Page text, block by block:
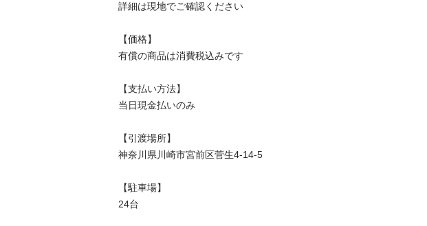
詳細は現地でご確認ください
【価格】
有償の商品は消費税込みです
【⽀払い⽅法】
当⽇現⾦払いのみ
【引渡場所】
神奈川県川崎市宮前区菅生4-14-5
【駐⾞場】
24台